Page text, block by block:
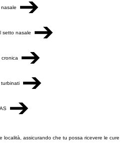
assicurando che tu possa ricevere le cure